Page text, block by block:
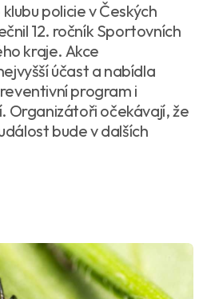
policie v Českých
12. ročník Sportovních
kraje. Akce
účast a nabídla
program i
Organizátoři očekávají, že
bude v dalších